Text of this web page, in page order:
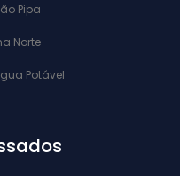
Pipa
Norte
Potável